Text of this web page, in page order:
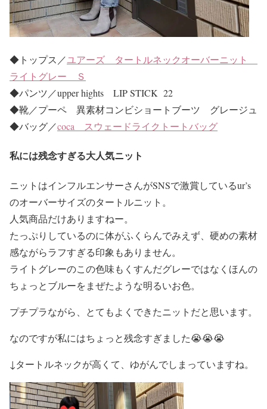
◆トップス／ユアーズ タートルネックオーバーニット
ライトグレー Ｓ
◆パンツ／upper hights LIP STICK 22
◆靴／プーペ 異素材コンビショートブーツ グレージュ
◆バッグ／coca スウェードライクトートバッグ
私には残念すぎる大人気ニット
ニットはインフルエンサーさんがSNSで激賞しているur’s
のオーバーサイズのタートルニット。
人気商品だけありますねー。
たっぷりしているのに体がふくらんでみえず、硬めの素材
感ながらラフすぎる印象もありません。
ライトグレーのこの色味もくすんだグレーではなくほんの
ちょっとブルーをまぜたような明るいお色。
プチプラながら、とてもよくできたニットだと思います。
なのですが私にはちょっと残念すぎました😭😭😭
↓タートルネックが高くて、ゆがんでしまっていますね。